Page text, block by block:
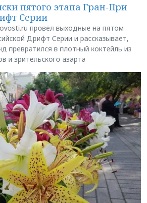
пятого этапа Гран-При
Серии
провёл выходные на пятом
Дрифт Серии и рассказывает,
превратился в плотный коктейль из
зрительского азарта